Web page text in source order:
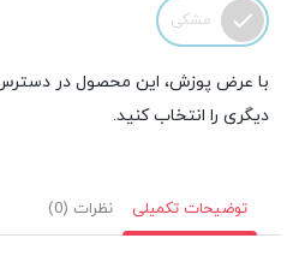
مشکی
با عرض پوزش، این محصول در
دیگری را انتخاب کنید.
توضیحات تکمیلی نظرات (0)